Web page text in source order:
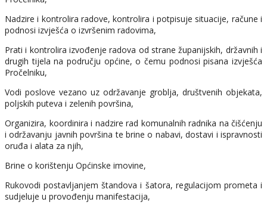
Nadzire i kontrolira radove, kontrolira i potpisuje situacije, račune i
podnosi izvješća o izvršenim radovima,
Prati i kontrolira izvođenje radova od strane županijskih, državnih i
drugih tijela na području općine, o čemu podnosi pisana izvješća
Pročelniku,
Vodi poslove vezano uz održavanje groblja, društvenih objekata,
poljskih puteva i zelenih površina,
Organizira, koordinira i nadzire rad komunalnih radnika na čišćenju
i održavanju javnih površina te brine o nabavi, dostavi i ispravnosti
oruđa i alata za njih,
Brine o korištenju Općinske imovine,
Rukovodi postavljanjem štandova i šatora, regulacijom prometa i
sudjeluje u provođenju manifestacija,